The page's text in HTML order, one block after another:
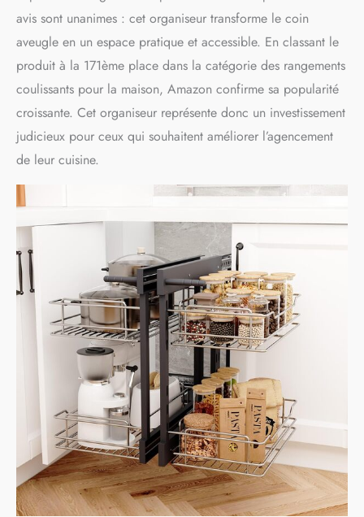
Optimisez votre espace :
Notre armoire de cuisine
d'angle maximise l'utilisation
de l'espace des armoires
d'angle aveugles tout en
vous permettant d'avoir un
accès complet à l'ensemble
de l'unité. Il s'agit d'un
équipement indispensable
cuisine bien organisés.
avis sont unanimes : cet organiseur transforme le coin
aveugle en un espace pratique et accessible. En classant le
produit à la 171ème place dans la catégorie des rangements
coulissants pour la maison, Amazon confirme sa popularité
croissante. Cet organiseur représente donc un investissement
judicieux pour ceux qui souhaitent améliorer l’agencement
de leur cuisine.